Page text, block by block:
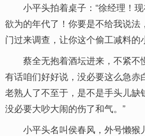
小平头拍着桌子：“徐经理！
欲为的年代了！你要是不给我说法
门过来调查，让你这个偷工减料的
蔡全无抱着酒坛进来，不紧不
有话咱们好好说，没必要这么急赤
老熟人了不至于，是不是手头儿缺
没必要大吵大闹的伤了和气。”
小平头名叫侯春风，外号懒猴